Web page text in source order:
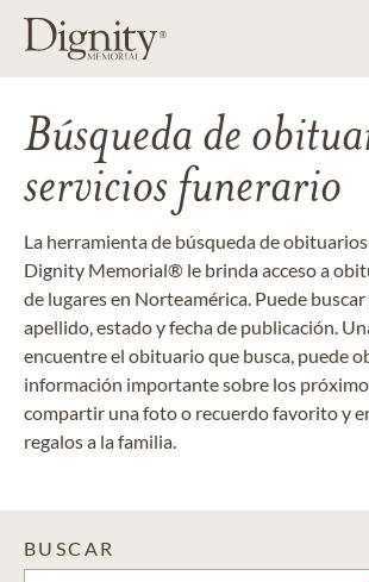
Búsqueda de
servicios funerario
La herramienta de búsqueda de
Dignity Memorial® le brinda acceso a
de lugares en Norteamérica. Puede
apellido, estado y fecha de publicación.
encuentre el obituario que busca, puede
información importante sobre los
compartir una foto o recuerdo favorito y
regalos a la familia.
BUSCAR